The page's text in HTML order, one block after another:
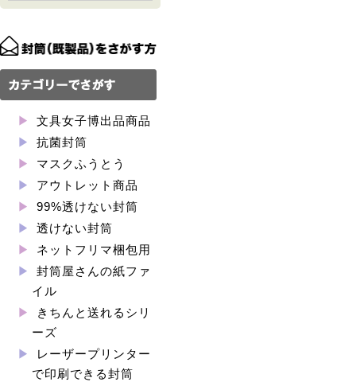
文具女子博出品商品
抗菌封筒
マスクふうとう
アウトレット商品
99%透けない封筒
透けない封筒
ネットフリマ梱包用
封筒屋さんの紙ファ
イル
きちんと送れるシリ
ーズ
レーザープリンター
で印刷できる封筒